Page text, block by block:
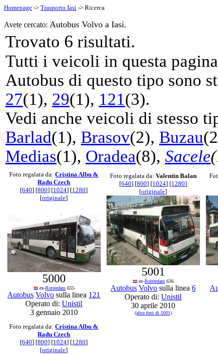
Homepage -> Trasporto Iasi -> Ricerca
Avete cercato: Autobus Volvo a Iasi.
Trovato 6 risultati.
Tutti i veicoli in questa
Autobus di questo tipo sono
27(1), 29(1), 121(3).
Vedi anche veicoli di stesso
Barlad(1), Brasov(2), Buzau
Medias(1), Oradea(8), Sacele
Foto regalata da:Cristina Albu &
Radu Czech
[640] [800] [1024] [1280]
[originale]
5000
ex-Rotterdam 655
Autobus Volvo sulla linea 121
Operato di:Unistil
3 gennaio 2010
Foto regalata da: Valentin Balan
[640] [800] [1024] [1280]
[originale]
5001
ex-Rotterdam 636
Autobus Volvo sulla linea6
Operato di:Unistil
30 aprile 2010
(altra foto di 5001)
Foto regalata da:Cristina Albu &
Radu Czech
[640] [800] [1024] [1280]
[originale]